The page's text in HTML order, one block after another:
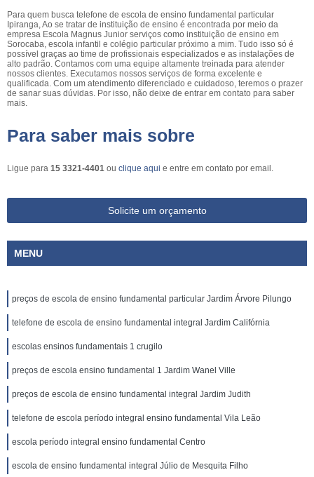
Para quem busca telefone de escola de ensino fundamental particular
Ipiranga, Ao se tratar de instituição de ensino é encontrada por meio da
empresa Escola Magnus Junior serviços como instituição de ensino em
Sorocaba, escola infantil e colégio particular próximo a mim. Tudo isso só é
possível graças ao time de profissionais especializados e as instalações de
alto padrão. Contamos com uma equipe altamente treinada para atender
nossos clientes. Executamos nossos serviços de forma excelente e
qualificada. Com um atendimento diferenciado e cuidadoso, teremos o prazer
de sanar suas dúvidas. Por isso, não deixe de entrar em contato para saber
mais.
Para saber mais sobre
Ligue para 15 3321-4401 ou clique aqui e entre em contato por email.
Solicite um orçamento
MENU
preços de escola de ensino fundamental particular Jardim Árvore Pilungo
telefone de escola de ensino fundamental integral Jardim Califórnia
escolas ensinos fundamentais 1 crugilo
preços de escola ensino fundamental 1 Jardim Wanel Ville
preços de escola de ensino fundamental integral Jardim Judith
telefone de escola período integral ensino fundamental Vila Leão
escola período integral ensino fundamental Centro
escola de ensino fundamental integral Júlio de Mesquita Filho